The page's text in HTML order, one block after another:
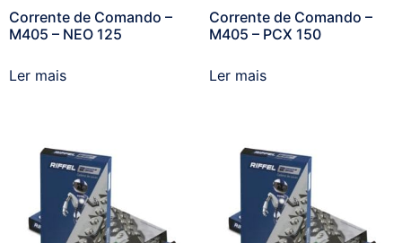
Corrente de Comando –
M405 – NEO 125
Ler mais
Corrente de Comando –
M405 – PCX 150
Ler mais